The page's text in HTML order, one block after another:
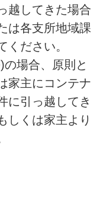
越してきた場合
は各支所地域課
ください。
場合、原則と
家主にコンテナ
に引っ越してき
しくは家主より